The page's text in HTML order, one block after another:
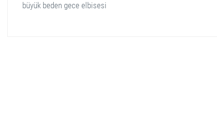
büyük beden gece elbisesi